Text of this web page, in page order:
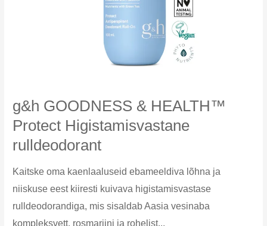
g&h GOODNESS & HEALTH™
Protect Higistamisvastane
rulldeodorant
Kaitske oma kaenlaaluseid ebameeldiva lõhna ja
niiskuse eest kiiresti kuivava higistamisvastase
rulldeodorandiga, mis sisaldab Aasia vesinaba
kompleksvett, rosmariini ja rohelist...